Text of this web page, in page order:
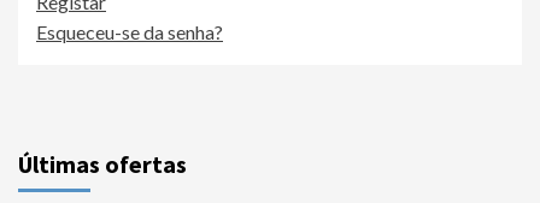
Esqueceu-se da senha?
Últimas ofertas